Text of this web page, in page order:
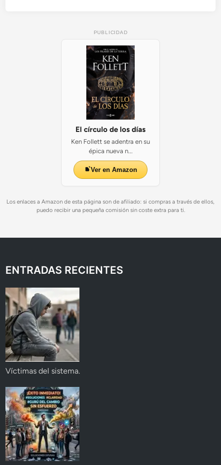
PUBLICIDAD
El círculo de los días
Ken Follett se adentra en su
épica nueva n...
Ver en Amazon
Los enlaces a Amazon de esta página son de afiliado: si compras a través de ellos,
puedo recibir una pequeña comisión sin coste extra para ti.
ENTRADAS RECIENTES
Víctimas del sistema.